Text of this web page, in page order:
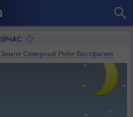
Земля Северный Рейн-Вестфалия